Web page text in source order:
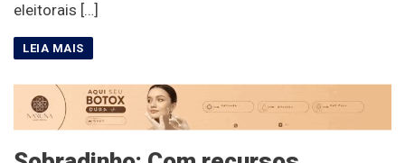
eleitorais […]